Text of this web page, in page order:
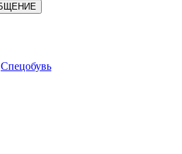
Спецобувь